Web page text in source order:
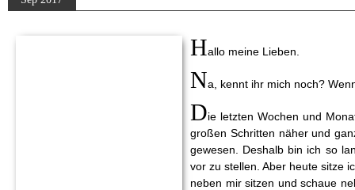
Hallo meine Lieben.
Na, kennt ihr mich noch?
Die letzten Wochen und
großen Schritten näher und
gewesen. Deshalb bin ich so
vor zu stellen. Aber heute sitze
neben mir sitzen und schaue